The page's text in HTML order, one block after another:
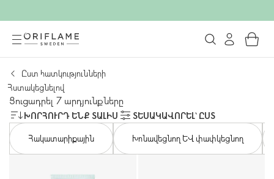
Ըստ հատկությունների
Հստակեցնելով
Ցուցադրել 7 արդյունքները
ԽՈՐՀՈՒՐԴ ԵՆՔ ՏԱԼԻՍ
ՏԵՍԱԿԱՎՈՐԵԼ՝ ԸՍՏ
Հակատարիքային
Խոնավեցնող և փափկեցնող